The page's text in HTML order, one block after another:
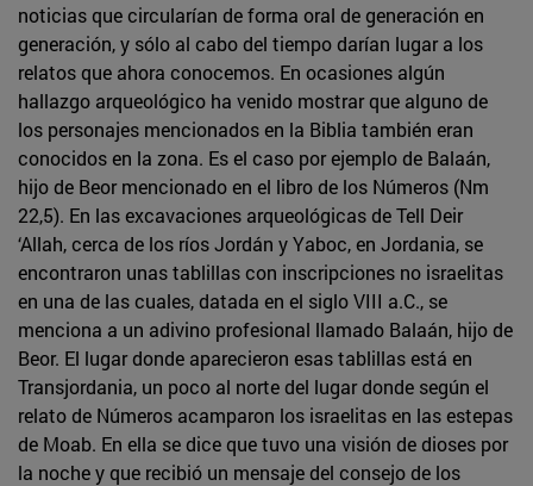
noticias que circularían de forma oral de generación en
generación, y sólo al cabo del tiempo darían lugar a los
relatos que ahora conocemos. En ocasiones algún
hallazgo arqueológico ha venido mostrar que alguno de
los personajes mencionados en la Biblia también eran
conocidos en la zona. Es el caso por ejemplo de Balaán,
hijo de Beor mencionado en el libro de los Números (Nm
22,5). En las excavaciones arqueológicas de Tell Deir
‘Allah, cerca de los ríos Jordán y Yaboc, en Jordania, se
encontraron unas tablillas con inscripciones no israelitas
en una de las cuales, datada en el siglo VIII a.C., se
menciona a un adivino profesional llamado Balaán, hijo de
Beor. El lugar donde aparecieron esas tablillas está en
Transjordania, un poco al norte del lugar donde según el
relato de Números acamparon los israelitas en las estepas
de Moab. En ella se dice que tuvo una visión de dioses por
la noche y que recibió un mensaje del consejo de los